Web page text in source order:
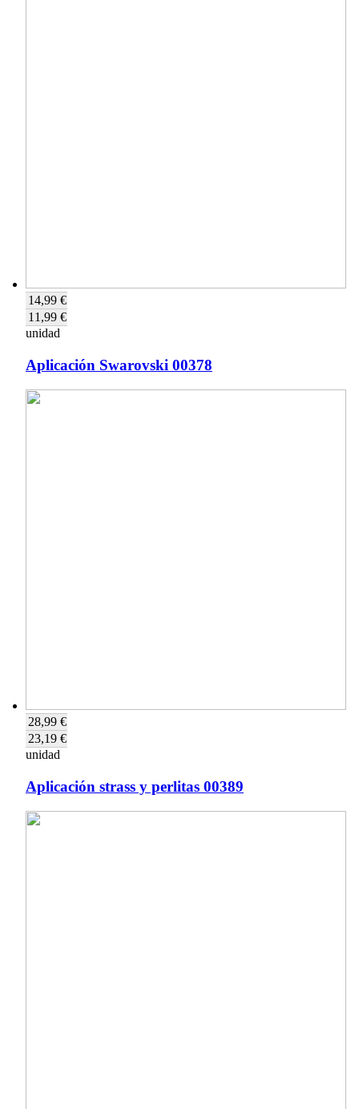
14,99 €
11,99 €
unidad
Aplicación Swarovski 00378
28,99 €
23,19 €
unidad
Aplicación strass y perlitas 00389